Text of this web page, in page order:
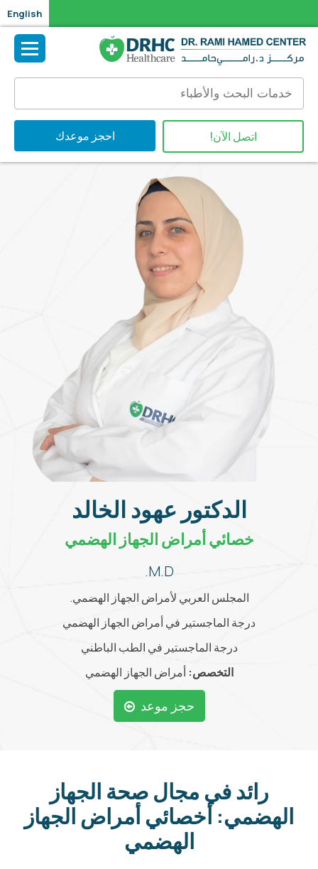
English
احجز موعدك اتصل الآن!
الدكتور عهود الخالد
خصائي أمراض الجهاز الهضمي
M.D.
المجلس العربي لأمراض الجهاز الهضمي.
درجة الماجستير في أمراض الجهاز الهضمي
درجة الماجستير في الطب الباطني
التخصص: أمراض الجهاز الهضمي
حجز موعد
رائد في مجال صحة الجهاز
الهضمي: أخصائي أمراض الجهاز
الهضمي